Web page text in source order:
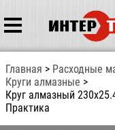
Главная
Расходные
Круги алмазные
Круг алмазный
Практика